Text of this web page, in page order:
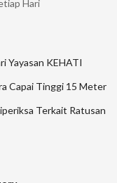
Hari
Yayasan KEHATI
Capai Tinggi 15 Meter
Terkait Ratusan